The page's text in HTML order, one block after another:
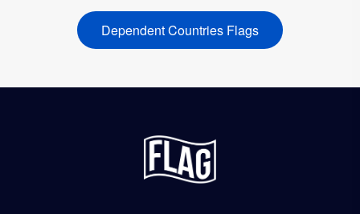
Dependent Countries Flags